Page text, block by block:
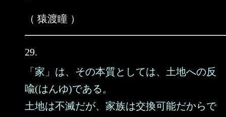
（ 猿渡瞳 ）
29.
「家」は、その本質としては、土地への反
喩(はんゆ)である。
土地は不滅だが、家族は交換可能だからで